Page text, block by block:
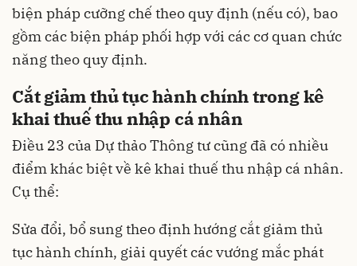
biện pháp cưỡng chế theo quy định (nếu có), bao
gồm các biện pháp phối hợp với các cơ quan chức
năng theo quy định.
Cắt giảm thủ tục hành chính trong kê
khai thuế thu nhập cá nhân
Điều 23 của Dự thảo Thông tư cũng đã có nhiều
điểm khác biệt về kê khai thuế thu nhập cá nhân.
Cụ thể:
Sửa đổi, bổ sung theo định hướng cắt giảm thủ
tục hành chính, giải quyết các vướng mắc phát